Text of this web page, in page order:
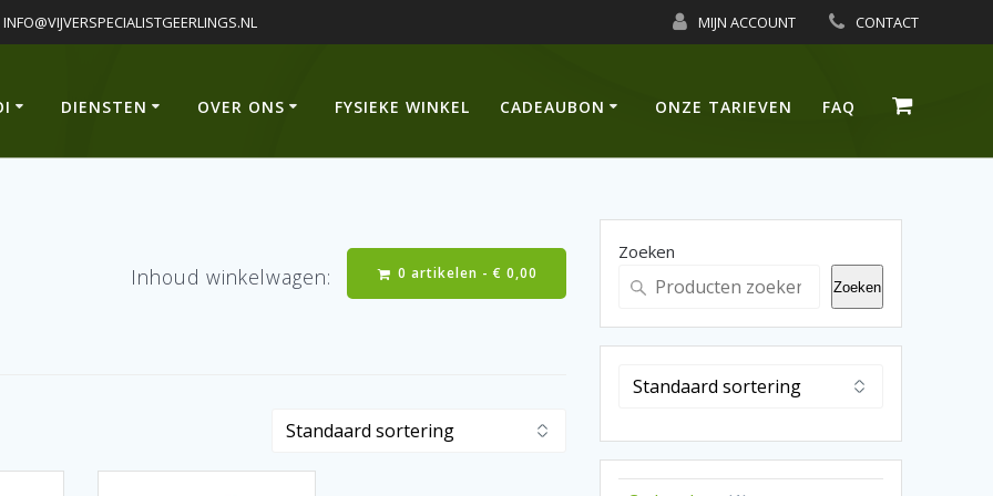
INFO@VIJVERSPECIALISTGEERLINGS.NL MIJN ACCOUNT CONTACT
DIENSTEN OVER ONS FYSIEKE WINKEL CADEAUBON ONZE TARIEVEN FAQ
Inhoud winkelwagen: 0 artikelen -€ 0,00
Zoeken
Zoeken